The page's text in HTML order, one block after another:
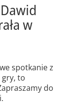
w
spotkanie z
gry, to
do